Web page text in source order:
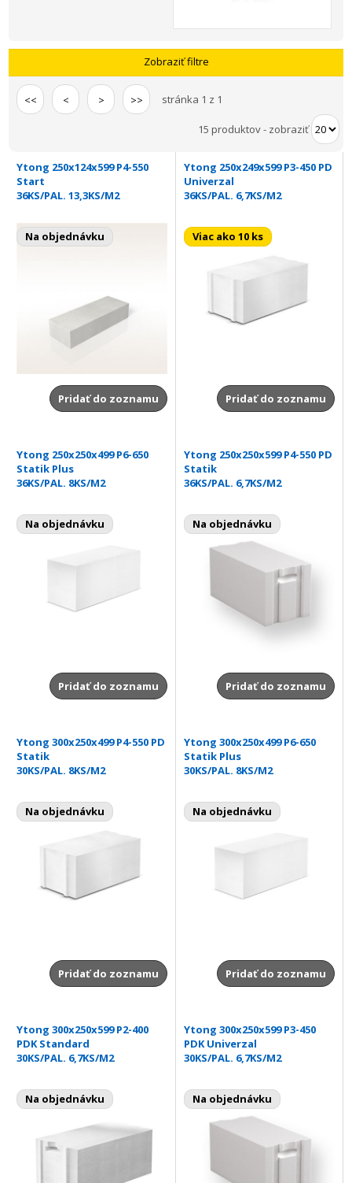
Zobraziť filtre
<< < > >> stránka 1 z 1
15 produktov- zobraziť
Ytong 250x124x599 P4-550
Start
36KS/PAL. 13,3KS/M2
Na objednávku
Pridať do zoznamu
Ytong 250x249x599 P3-450 PD
Univerzal
36KS/PAL. 6,7KS/M2
Viac ako 10 ks
Pridať do zoznamu
Ytong 250x250x499 P6-650
Statik Plus
36KS/PAL. 8KS/M2
Na objednávku
Pridať do zoznamu
Ytong 250x250x599 P4-550 PD
Statik
36KS/PAL. 6,7KS/M2
Na objednávku
Pridať do zoznamu
Ytong 300x250x499 P4-550 PD
Statik
30KS/PAL. 8KS/M2
Na objednávku
Pridať do zoznamu
Ytong 300x250x499 P6-650
Statik Plus
30KS/PAL. 8KS/M2
Na objednávku
Pridať do zoznamu
Ytong 300x250x599 P2-400
PDK Standard
30KS/PAL. 6,7KS/M2
Na objednávku
Ytong 300x250x599 P3-450
PDK Univerzal
30KS/PAL. 6,7KS/M2
Na objednávku